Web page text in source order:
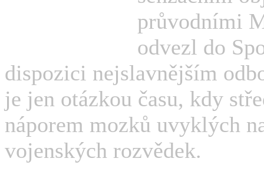
průvodními
odvezl do
dispozici nejslavnějším
je jen otázkou času, kdy
náporem mozků uvyklých
vojenských rozvědek.